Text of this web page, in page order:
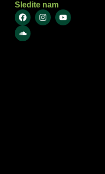
Sledite nam